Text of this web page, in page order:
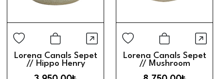
Sepete Ekle
Hızlı Görünüm
Lorena Canals Sepet
// Hippo Henry
Sepete
Lorena Canals Sepet
// Mushroom